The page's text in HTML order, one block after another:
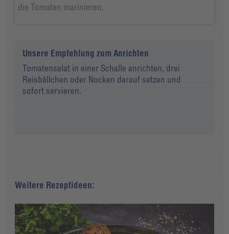
die Tomaten marinieren.
Unsere Empfehlung zum Anrichten
Tomatensalat in einer Schalle anrichten, drei
Reisbällchen oder Nocken darauf setzen und
sofort servieren.
Weitere Rezeptideen: